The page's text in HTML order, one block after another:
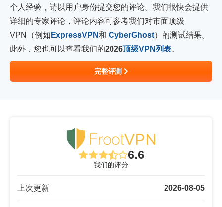
个人经验，请以用户身份提交您的评论。我们很快会提供
详细的专家评论，评论内容可参考我们对市面顶级
VPN（例如 ExpressVPN和 CyberGhost）的测试结果。
此外，您也可以查看我们的2026顶级VPN列表。
完整评测
6.6
我们的评分
上次更新 2026-08-05